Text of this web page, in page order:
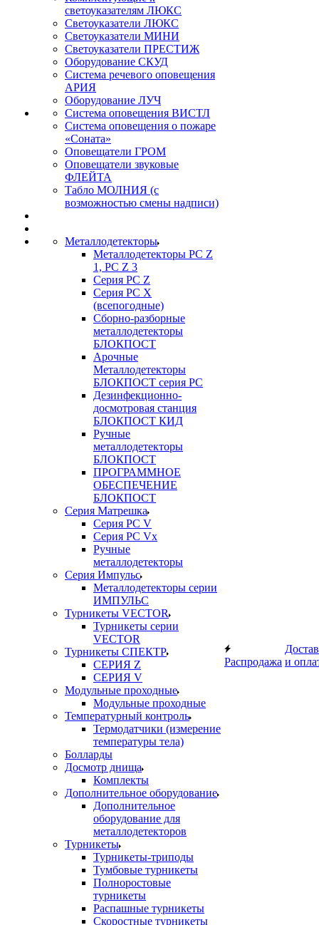
светоуказателям ЛЮКС
Светоуказатели ЛЮКС
Светоуказатели МИНИ
Светоуказатели ПРЕСТИЖ
Оборудование СКУД
Система речевого оповещения
АРИЯ
Оборудование ЛУЧ
Система оповещения ВИСТЛ
Система оповещения о пожаре
«Соната»
Оповещатели ГРОМ
Оповещатели звуковые
ФЛЕЙТА
Табло МОЛНИЯ (с
возможностью смены надписи)
Металлодетекторы
Металлодетекторы РС Z
1, PC Z 3
Серия РС Z
Серия РС X
(всепогодные)
Сборно-разборные
металлодетекторы
БЛОКПОСТ
Арочные
Металлодетекторы
БЛОКПОСТ серия РС
Дезинфекционно-
досмотровая станция
БЛОКПОСТ КИД
Ручные
металлодетекторы
БЛОКПОСТ
ПРОГРАММНОЕ
ОБЕСПЕЧЕНИЕ
БЛОКПОСТ
Серия Матрешка
Серия PC V
Серия PC Vx
Ручные
металлодетекторы
Серия Импульс
Металлодетекторы серии
ИМПУЛЬС
Турникеты VECTOR
Турникеты серии
VECTOR
Турникеты СПЕКТР
СЕРИЯ Z
СЕРИЯ V
Модульные проходные
Модульные проходные
Температурный контроль
Термодатчики (измерение
температуры тела)
Болларды
Досмотр днища
Комплекты
Дополнительное оборудование
Дополнительное
оборудование для
металлодетекторов
Турникеты
Турникеты-триподы
Тумбовые турникеты
Полноростовые
турникеты
Распашные турникеты
Скоростные турникеты
Распродажа и